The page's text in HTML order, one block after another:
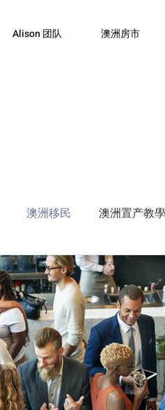
Alison 团队 澳洲房市
澳洲移民 澳洲置产教學